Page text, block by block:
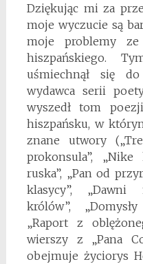
Dziękując mi za
moje wyczucie są
moje problemy ze
hiszpańskiego.
uśmiechnął się
wydawca serii
wyszedł tom
hiszpańsku, w
znane utwory
prokonsula”,
ruska”, „Pan od
klasycy”, „Dawni
królów”,
„Raport z
wierszy z „Pana
obejmuje życiorys